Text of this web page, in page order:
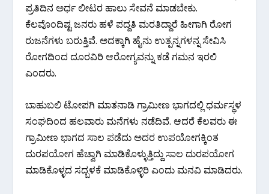
ಪ್ರತಿದಿನ ಅರ್ಧ ಲೀಟರ ಹಾಲು ಸೇವನೆ ಮಾಡಬೇಕು.
ಕೆಲವೊಂದಿಷ್ಟ ಜನರು ಹಳೆ ಪದ್ದತಿ ಮರತಿದ್ದಾರೆ ಹೀಗಾಗಿ ರೋಗ
ರುಜನೆಗಳು ಬರುತ್ತಿವೆ. ಅದಕ್ಕಾಗಿ ಹೈನು ಉತ್ಪನ್ನಗಳನ್ನ ಸೇವಿಸಿ
ರೋಗದಿಂದ ದೂರವಿರಿ ಆರೋಗ್ಯವನ್ನು ಕಡೆ ಗಮನ ಇರಲಿ
ಎಂದರು.
ಬಾಹುಬಲಿ ಟೋಪಗಿ ಮಾತನಾಡಿ ಗ್ರಾಮೀಣ ಭಾಗದಲ್ಲಿ ಧರ್ಮಸ್ಥಳ
ಸಂಘದಿಂದ ಹಲವಾರು ಮನೆಗಳು ನಡೆದಿವೆ. ಆದರೆ ಕೆಲವರು ಈ
ಗ್ರಾಮೀಣ ಭಾಗದ ಸಾಲ ಪಡೆದು ಅದರ ಉಪಯೋಗಕ್ಕಿಂತ
ದುರಪಯೋಗ ಹೆಚ್ವಾಗಿ ಮಾಡಿಕೊಳ್ಳುತ್ತಿದ್ದು ಸಾಲ ದುರಪಯೋಗ
ಮಾಡಿಕೊಳ್ಳದ ಸದ್ಬಳಕೆ ಮಾಡಿಕೊಳ್ಳಿರಿ‌ ಎಂದು ಮನವಿ‌ ಮಾಡಿದರು.